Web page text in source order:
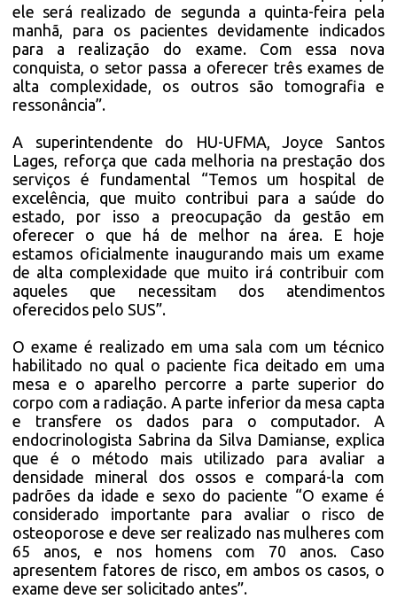
ele será realizado de segunda a quinta-feira pela
manhã, para os pacientes devidamente indicados
para a realização do exame. Com essa nova
conquista, o setor passa a oferecer três exames de
alta complexidade, os outros são tomografia e
ressonância”.
A superintendente do HU-UFMA, Joyce Santos
Lages, reforça que cada melhoria na prestação dos
serviços é fundamental “Temos um hospital de
excelência, que muito contribui para a saúde do
estado, por isso a preocupação da gestão em
oferecer o que há de melhor na área. E hoje
estamos oficialmente inaugurando mais um exame
de alta complexidade que muito irá contribuir com
aqueles que necessitam dos atendimentos
oferecidos pelo SUS”.
O exame é realizado em uma sala com um técnico
habilitado no qual o paciente fica deitado em uma
mesa e o aparelho percorre a parte superior do
corpo com a radiação. A parte inferior da mesa capta
e transfere os dados para o computador. A
endocrinologista Sabrina da Silva Damianse, explica
que é o método mais utilizado para avaliar a
densidade mineral dos ossos e compará-la com
padrões da idade e sexo do paciente “O exame é
considerado importante para avaliar o risco de
osteoporose e deve ser realizado nas mulheres com
65 anos, e nos homens com 70 anos. Caso
apresentem fatores de risco, em ambos os casos, o
exame deve ser solicitado antes”.